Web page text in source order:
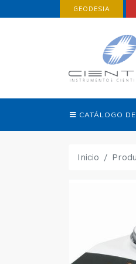
GEODESIA
CATÁLOGO DE
Inicio